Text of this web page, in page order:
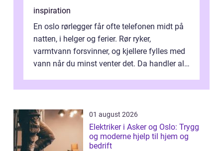
inspiration
En oslo rørlegger får ofte telefonen midt på
natten, i helger og ferier. Rør ryker,
varmtvann forsvinner, og kjellere fylles med
vann når du minst venter det. Da handler alt
01 august 2026
Elektriker i Asker og Oslo: Trygg
og moderne hjelp til hjem og
bedrift